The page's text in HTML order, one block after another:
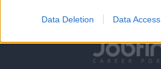
Data Deletion Data Access